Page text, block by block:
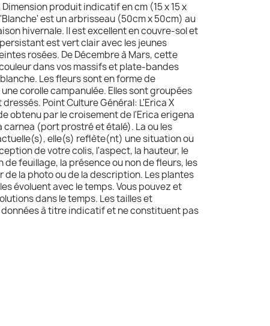
produit indicatif en cm (15 x 15 x
est un arbrisseau (50cm x 50cm) au
hivernale. Il est excellent en couvre-sol et
est vert clair avec les jeunes
rosées. De Décembre à Mars, cette
dans vos massifs et plate-bandes
Les fleurs sont en forme de
corolle campanulée. Elles sont groupées
Point Culture Général: L'Erica X
obtenu par le croisement de l'Erica erigena
carnea (port prostré et étalé). La ou les
elle(s) reflète(nt) une situation ou
de votre colis, l'aspect, la hauteur, le
de feuillage, la présence ou non de fleurs, les
la photo ou de la description. Les plantes
évoluent avec le temps. Vous pouvez et
dans le temps. Les tailles et
à titre indicatif et ne constituent pas